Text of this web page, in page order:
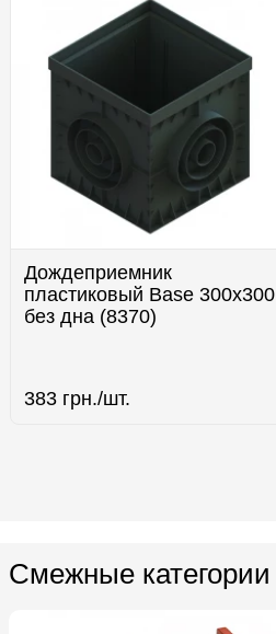
Дождеприемник
пластиковый Base 300х300
без дна (8370)
383 грн./шт.
Смежные категории